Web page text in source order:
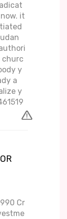
it
churc
y
a
y
Cr